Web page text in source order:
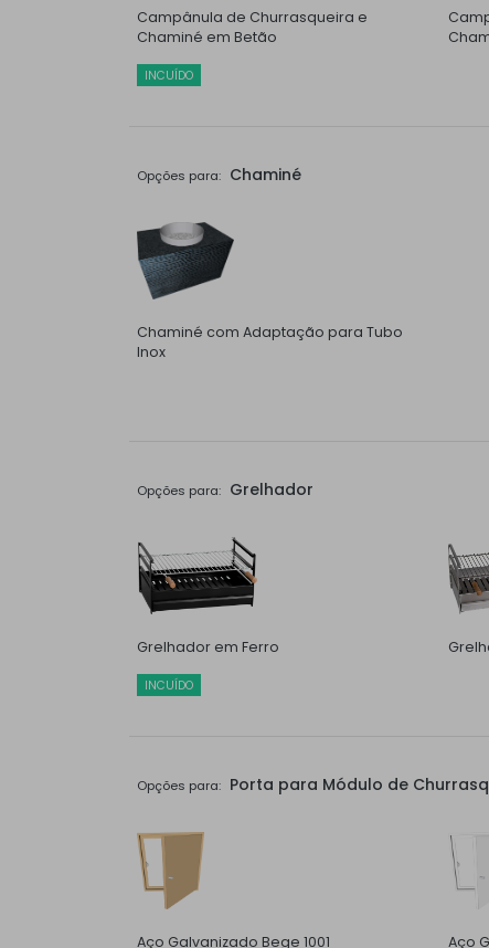
Campânula de Churrasqueira e
Chaminé em Betão
INCUÍDO
Opções para: Chaminé
Chaminé com Adaptação para Tubo
Inox
Opções para: Grelhador
Grelhador em Ferro
INCUÍDO
Opções para: Porta para Módulo de
Aço Galvanizado Bege 1001 Aço